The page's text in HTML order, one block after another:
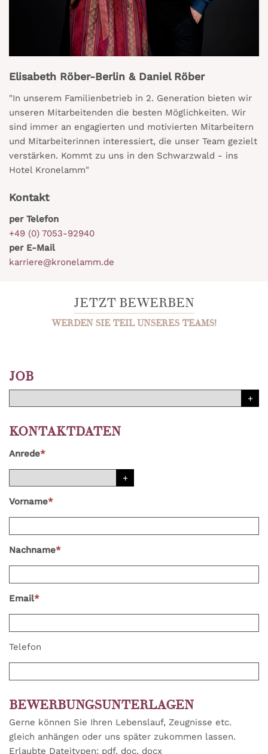
Elisabeth Röber-Berlin & Daniel Röber
"In unserem Familienbetrieb in 2. Generation bieten wir
unseren Mitarbeitenden die besten Möglichkeiten. Wir
sind immer an engagierten und motivierten Mitarbeitern
und Mitarbeiterinnen interessiert, die unser Team gezielt
verstärken. Kommt zu uns in den Schwarzwald - ins
Hotel Kronelamm"
Kontakt
per Telefon
+49 (0) 7053-92940
per E-Mail
karriere@kronelamm.de
JETZT BEWERBEN
WERDEN SIE TEIL UNSERES TEAMS!
JOB
KONTAKTDATEN
Anrede*
Vorname*
Nachname*
Email*
Telefon
BEWERBUNGSUNTERLAGEN
Gerne können Sie Ihren Lebenslauf, Zeugnisse etc.
gleich anhängen oder uns später zukommen lassen.
Erlaubte Dateitypen: pdf, doc, docx